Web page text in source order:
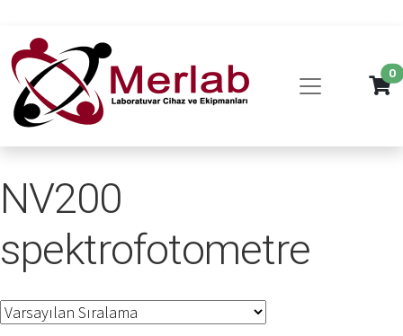
0
NV200
spektrofotometre